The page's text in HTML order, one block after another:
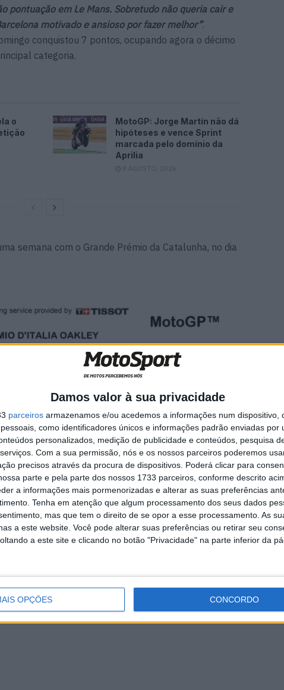
Damos valor à sua privacidade
parceiros armazenamos e/ou acedemos a informações num dispositivo,
como identificadores únicos e informações padrão enviadas por
personalizados, medição de publicidade e conteúdos, pesquisa
Com a sua permissão, nós e os nossos parceiros poderemos
precisos através da procura de dispositivos. Poderá clicar para
parte e pela parte dos nossos 1733 parceiros, conforme descrito
a informações mais pormenorizadas e alterar as suas preferências
Tenha em atenção que algum processamento dos seus dados
mas que tem o direito de se opor a esse processamento. As
a este website. Você pode alterar suas preferências ou retirar seu
a este site e clicando no botão "Privacidade" na parte inferior da
OPÇÕES CONCORDO
pontuação em Le Mans. Sobretudo não queria cair e
motivado e ansioso por fazer melhor”.
conquistou 7 pontos, ocupando agora o décimo
categoria.
o
MotoGP: Jorge Martín não dá
hipóteses e vence Sprint
marcada pelo domínio da
Aprilia
8 AGOSTO, 2026
semana com o Grande Prémio da Catalunha, no dia